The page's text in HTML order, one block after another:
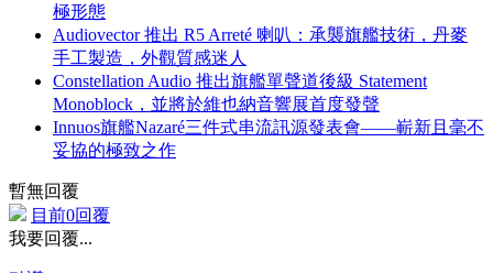
極形態
Audiovector 推出 R5 Arreté 喇叭：承襲旗艦技術，丹麥
手工製造，外觀質感迷人
Constellation Audio 推出旗艦單聲道後級 Statement
Monoblock，並將於維也納音響展首度發聲
Innuos旗艦Nazaré三件式串流訊源發表會——嶄新且毫不
妥協的極致之作
暫無回覆
目前0回覆
我要回覆...